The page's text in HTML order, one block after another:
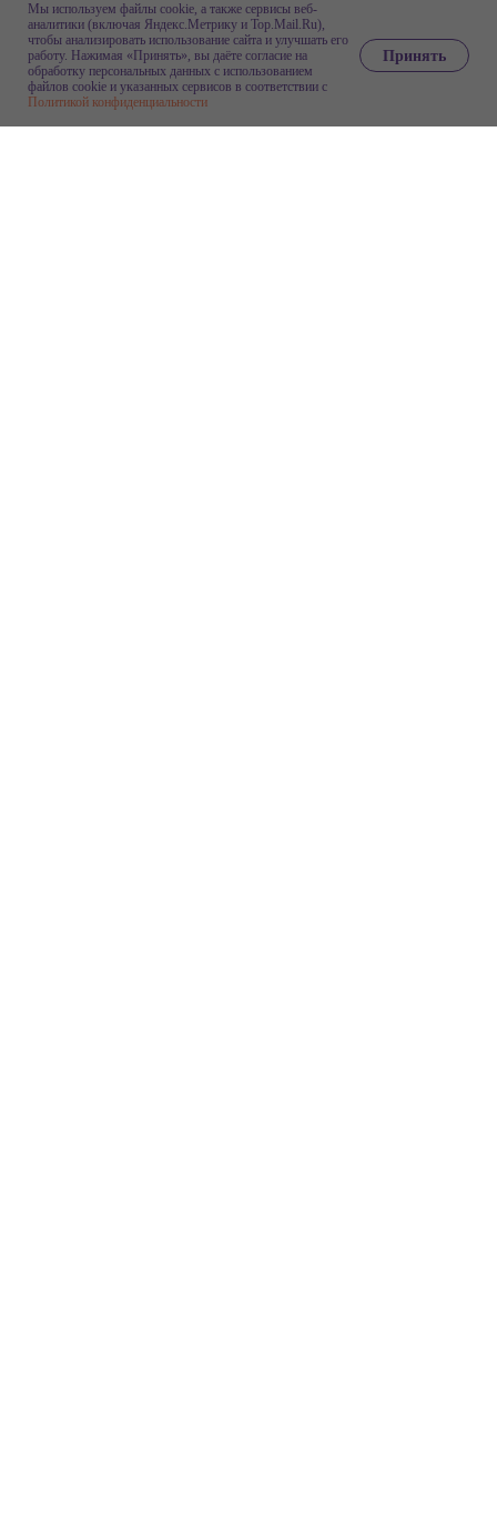
Мы используем файлы cookie, а также сервисы веб-
аналитики (включая Яндекс.Метрику и Top.Mail.Ru),
чтобы анализировать использование сайта и улучшать его
работу. Нажимая «Принять», вы даёте согласие на
обработку персональных данных с использованием
файлов cookie и указанных сервисов в соответствии с
Политикой конфиденциальности
Принять